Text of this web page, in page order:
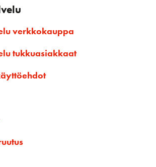
verkkokauppa
tukkuasiakkaat